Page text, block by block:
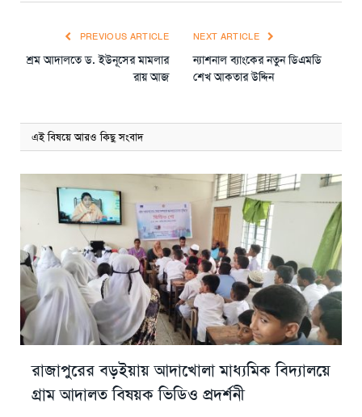
PREVIOUS ARTICLE
শ্রম আদালতে ড. ইউনূসের মামলার
রায় আজ
NEXT ARTICLE
ন্যাশনাল ব্যাংকের নতুন ডিএমডি
শেখ আকতার উদ্দিন
এই বিষয়ে আরও কিছু সংবাদ
রাজাপুরের বড়ইয়ায় আদাখোলা মাধ্যমিক বিদ্যালয়ে
গ্রাম আদালত বিষয়ক ভিডিও প্রদর্শনী